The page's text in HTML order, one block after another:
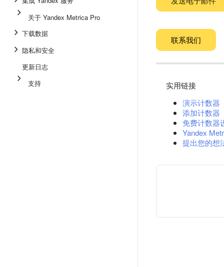
关于 Yandex Metrica Pro
下载数据
隐私和安全
更新日志
支持
联系我们
实用链接
演示计数器
添加计数器
免费计数器
Yandex
提出您的想